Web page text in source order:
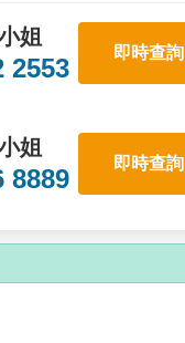
姐
2553
即時查詢
姐
8889
即時查詢